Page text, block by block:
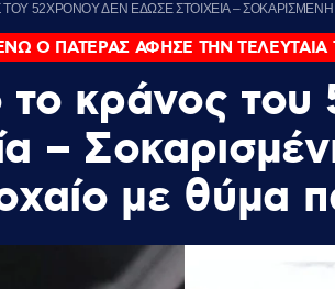
52ΧΡΟΝΟΥ ΔΕΝ ΕΔΩΣΕ ΣΤΟΙΧΕΙΑ –
Ο ΠΑΤΕΡΑΣ ΑΦΗΣΕ ΤΗΝ
κράνος του
–
με θύμα